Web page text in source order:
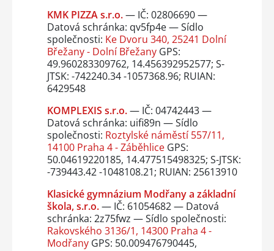
KMK PIZZA s.r.o.— IČ: 02806690 —
Datová schránka: qv5fp4e — Sídlo
společnosti: Ke Dvoru 340, 25241 Dolní
Břežany - Dolní BřežanyGPS:
49.960283309762, 14.456392952577; S-
JTSK: -742240.34 -1057368.96; RUIAN:
6429548
KOMPLEXIS s.r.o.— IČ: 04742443 —
Datová schránka: uifi89n — Sídlo
společnosti: Roztylské náměstí 557/11,
14100 Praha 4 - ZáběhliceGPS:
50.04619220185, 14.477515498325; S-JTSK:
-739443.42 -1048108.21; RUIAN: 25613910
Klasické gymnázium Modřany a základní
škola, s.r.o.— IČ: 61054682 — Datová
schránka: 2z75fwz — Sídlo společnosti:
Rakovského 3136/1, 14300 Praha 4 -
ModřanyGPS: 50.009476790445,